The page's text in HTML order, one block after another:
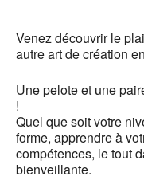
Venez découvrir le
autre art de création
Une pelote et une
!
Quel que soit votre
forme, apprendre à
compétences, le tout
bienveillante.